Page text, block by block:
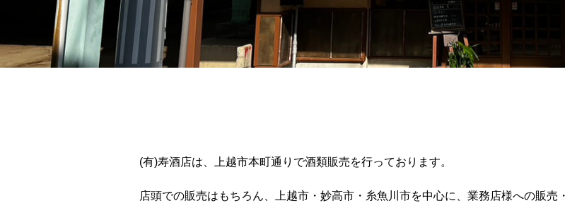
(有)寿酒店は、上越市本町通りで酒類販売を行っております。
店頭での販売はもちろん、上越市・妙高市・糸魚川市を中心に、業務店様への販売